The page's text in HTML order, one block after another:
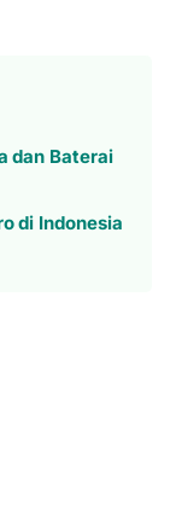
dan Baterai
di Indonesia